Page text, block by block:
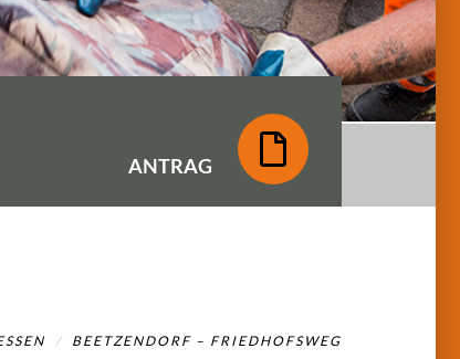
ANTRAG
BEETZENDORF – FRIEDHOFSWEG